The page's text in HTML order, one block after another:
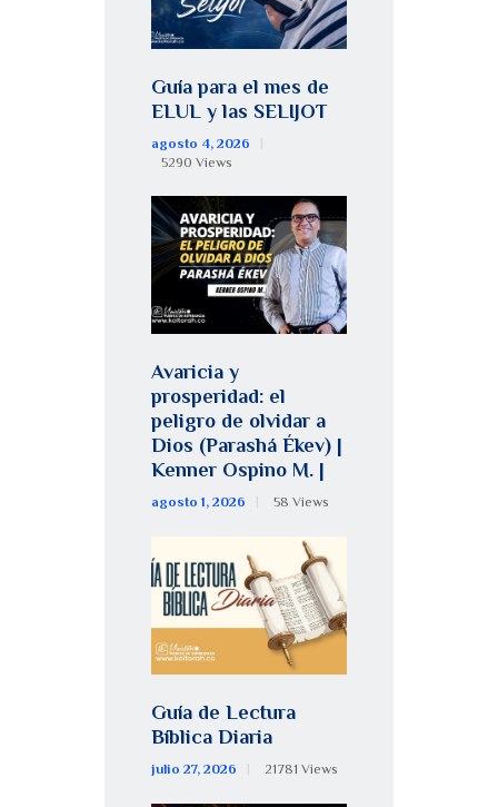
Guía para el mes de
ELUL y las SELIJOT
agosto 4, 2026
5290 Views
Avaricia y
prosperidad: el
peligro de olvidar a
Dios (Parashá Ékev) |
Kenner Ospino M. |
agosto 1, 2026 58 Views
Guía de Lectura
Bíblica Diaria
julio 27, 2026 21781 Views